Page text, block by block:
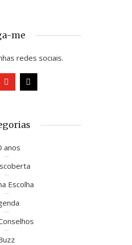
me
redes sociais.
anos
Escolha